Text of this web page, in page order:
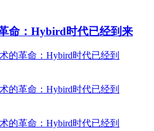
命：Hybird时代已经到来